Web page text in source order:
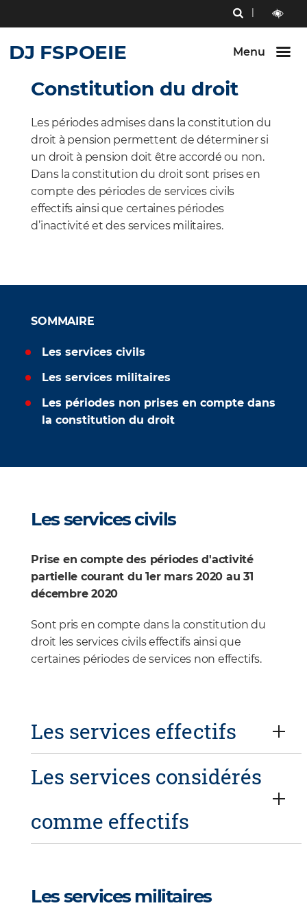
contenu
menu
bouton
et
Menu
RECHERCHE
DJ FSPOEIE Menu
Constitution du droit
Les périodes admises dans la constitution du
droit à pension permettent de déterminer si
un droit à pension doit être accordé ou non.
Dans la constitution du droit sont prises en
compte des périodes de services civils
effectifs ainsi que certaines périodes
d’inactivité et des services militaires.
SOMMAIRE
Les services civils
Les services militaires
Les périodes non prises en compte dans
la constitution du droit
Les services civils
Prise en compte des périodes d'activité
partielle courant du 1er mars 2020 au 31
décembre 2020
Sont pris en compte dans la constitution du
droit les services civils effectifs ainsi que
certaines périodes de services non effectifs.
Les services effectifs
Les services considérés
comme effectifs
Les services militaires